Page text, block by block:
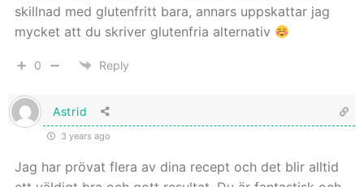
skillnad med glutenfritt bara, annars uppskattar jag
mycket att du skriver glutenfria alternativ
0 Reply
Astrid
3 years ago
Jag har prövat flera av dina recept och det blir alltid